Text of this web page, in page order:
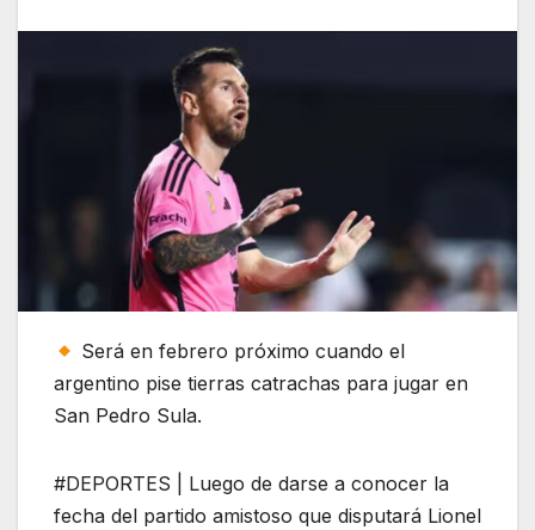
Será en febrero próximo cuando el
argentino pise tierras catrachas para jugar en
San Pedro Sula.
#DEPORTES | Luego de darse a conocer la
fecha del partido amistoso que disputará Lionel